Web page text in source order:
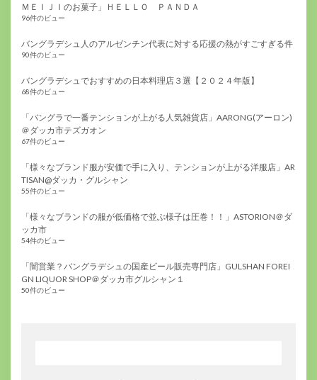
ＭＥＩＪＩのお菓子」ＨＥＬＬＯ ＰＡＮＤＡ
96件のビュー
バングラデシュ人のアルゼンチン代表に対する応援の熱がすごすぎる件
90件のビュー
バングラデシュでおすすめの日本料理店３選【２０２４年版】
68件のビュー
「バングラで一番テンションが上がる人気雑貨店」AARONG(アーロン)
＠ダッカ市テズガオン
67件のビュー
「様々なブランド服が安価で手に入り、テンションが上がる洋服店」AR
TISAN@ダッカ・グルシャン
55件のビュー
「様々なブランドの服が低価格で並ぶ様子は圧巻！！」ASTORION＠ダ
ッカ市
54件のビュー
「闇営業？バングラデシュの国産ビール販売専門店」GULSHAN FOREI
GN LIQUOR SHOP＠ダッカ市グルシャン１
50件のビュー